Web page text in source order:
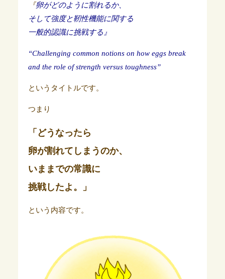
『卵がどのように割れるか、
そして強度と靭性機能に関する
一般的認識に挑戦する』
“Challenging common notions on how eggs break
and the role of strength versus toughness”
というタイトルです。
つまり
「どうなったら
卵が割れてしまうのか、
いままでの常識に
挑戦したよ。」
という内容です。